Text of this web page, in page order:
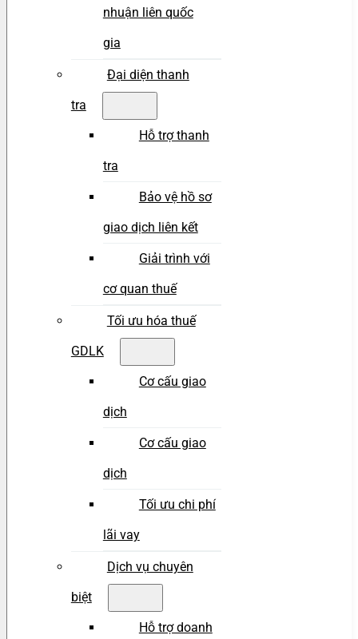
nhuận liên quốc
gia
Đại diện thanh
tra
Hỗ trợ thanh
tra
Bảo vệ hồ sơ
giao dịch liên kết
Giải trình với
cơ quan thuế
Tối ưu hóa thuế
GDLK
Cơ cấu giao
dịch
Cơ cấu giao
dịch
Tối ưu chi phí
lãi vay
Dịch vụ chuyên
biệt
Hỗ trợ doanh